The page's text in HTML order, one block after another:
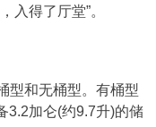
入得了厅堂”。
型和无桶型。有桶型
3.2加仑(约9.7升)的储